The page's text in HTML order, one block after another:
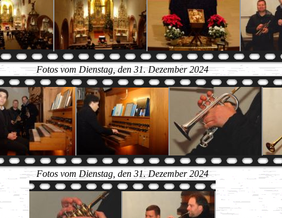
Fotos vom Dienstag, den 31. Dezember 2024
Fotos vom Dienstag, den 31. Dezember 2024